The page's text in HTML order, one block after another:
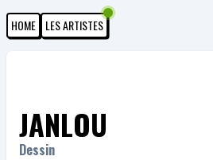
HOME LES ARTISTES
JANLOU
Dessin